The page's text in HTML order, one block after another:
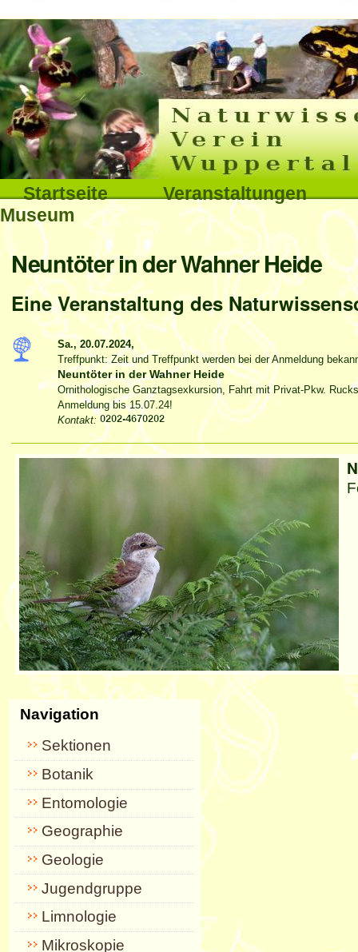
Direkt
zum
Inhalt
|
Direkt
zur
Navigation
Sektionen
Startseite
Veranstaltungen
Museum
Benutzerspezifische
Werkzeuge
Interna
Neuntöter in der Wahner Heide
Eine Veranstaltung des
Sa., 20.07.2024,
Treffpunkt: Zeit und Treffpunkt werden bei der Anmeldung
Neuntöter in der Wahner Heide
Ornithologische Ganztagsexkursion, Fahrt mit Privat-Pkw.
Anmeldung bis 15.07.24!
Kontakt:
Navigation
Sektionen
Botanik
Entomologie
Geographie
Geologie
Jugendgruppe
Limnologie
Mikroskopie